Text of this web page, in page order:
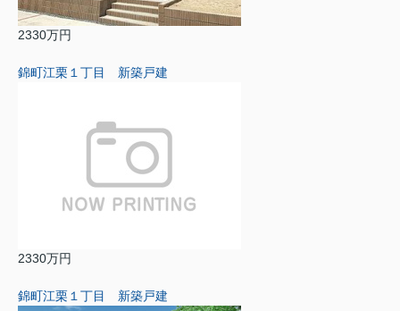
2330万円
錦町江栗１丁目 新築戸建
2330万円
錦町江栗１丁目 新築戸建